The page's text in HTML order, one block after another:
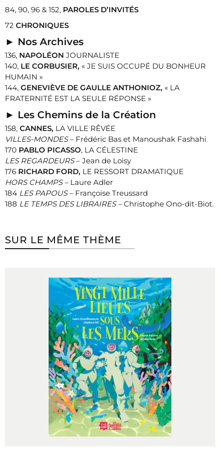
84, 90, 96 & 152, PAROLES D’INVITÉS
72 CHRONIQUES
► Nos Archives
136, NAPOLÉON JOURNALISTE
140, LE CORBUSIER, « JE SUIS OCCUPÉ DU BONHEUR
HUMAIN »
144, GENEVIÈVE DE GAULLE ANTHONIOZ, « LA
FRATERNITÉ EST LA SEULE RÉPONSE »
► Les Chemins de la Création
158, CANNES, LA VILLE RÊVÉE
VILLES-MONDES– Frédéric Bas et Manoushak Fashahi
170 PABLO PICASSO, LA CÉLESTINE
LES REGARDEURS– Jean de Loisy
176 RICHARD FORD, LE RESSORT DRAMATIQUE
HORS CHAMPS –Laure Adler
184 LES PAPOUS –Françoise Treussard
188 LE TEMPS DES LIBRAIRES –Christophe Ono-dit-Biot.
SUR LE MÊME THÈME